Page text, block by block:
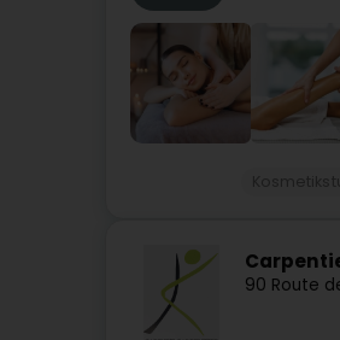
90 Route